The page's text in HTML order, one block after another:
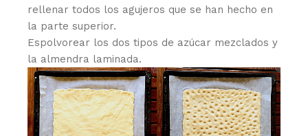
rellenar todos los agujeros que se han hecho en
la parte superior.
Espolvorear los dos tipos de azúcar mezclados y
la almendra laminada.